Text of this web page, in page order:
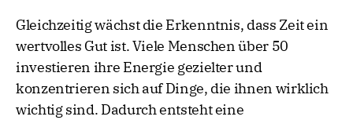
Gleichzeitig wächst die Erkenntnis, dass Zeit ein
wertvolles Gut ist. Viele Menschen über 50
investieren ihre Energie gezielter und
konzentrieren sich auf Dinge, die ihnen wirklich
wichtig sind. Dadurch entsteht eine